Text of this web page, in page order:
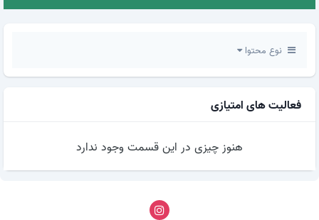
نوع محتوا
فعالیت های امتیازی
هنوز چیزی در این قسمت وجود ندارد